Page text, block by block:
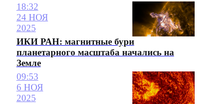
18:32
24 НОЯ
2025
ИКИ РАН: магнитные бури
планетарного масштаба начались на
Земле
09:53
6 НОЯ
2025